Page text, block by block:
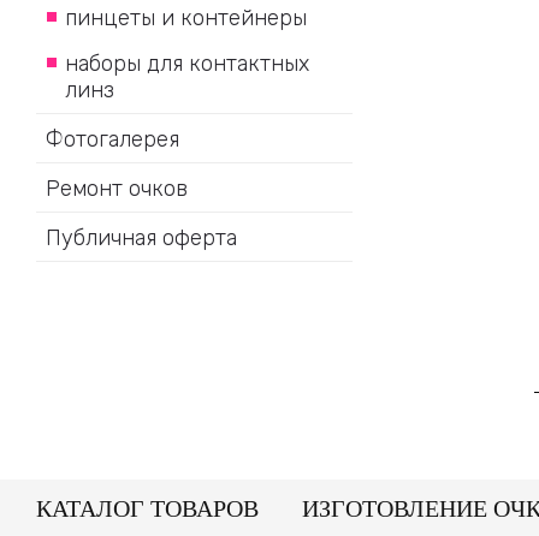
пинцеты и контейнеры
наборы для контактных
линз
Фотогалерея
Ремонт очков
Публичная оферта
КАТАЛОГ ТОВАРОВ ИЗГОТОВЛЕНИЕ